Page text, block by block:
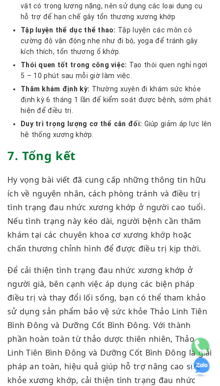
vật có trọng lượng nặng, nên sử dụng các loại dụng cụ
hỗ trợ để hạn chế gây tổn thương xương khớp
Tập luyện thể dục thể thao: Tập luyện các môn có
cường độ vận động nhẹ như đi bộ, yoga để tránh gây
kích thích, tổn thương ổ khớp.
Thói quen tốt trong công việc: Tạo thói quen nghỉ ngơi
5 – 10 phút sau mỗi giờ làm việc.
Thăm khám định kỳ: Thường xuyên đi khám sức khỏe
định kỳ 6 tháng 1 lần để kiểm soát được bệnh, sớm phát
hiện để điều trị.
Duy trì trọng lượng cơ thể cân đối: Giúp giảm áp lực lên
hệ thống xương khớp.
7. Tổng kết
Hy vọng bài viết đã cung cấp những thông tin hữu
ích về nguyên nhân, cách phòng tránh và điều trị
tình trạng đau nhức xương khớp ở người cao tuổi.
Nếu tình trạng này kéo dài, người bệnh cần thăm
khám tại các chuyên khoa cơ xương khớp hoặc
chấn thương chỉnh hình để được điều trị kịp thời.
Để cải thiện tình trạng đau nhức xương khớp ở
người già, bên cạnh việc áp dụng các biện pháp
điều trị và thay đổi lối sống, bạn có thể tham khảo
sử dụng sản phẩm bảo vệ sức khỏe Thảo Linh Tiên
Bình Đông và Dưỡng Cốt Bình Đông. Với thành
phần hoàn toàn từ thảo dược thiên nhiên, Thảo
Linh Tiên Bình Đông và Dưỡng Cốt Bình Đông là giải
pháp an toàn, hiệu quả giúp hỗ trợ nâng cao sức
khỏe xương khớp, cải thiện tình trạng đau nhức